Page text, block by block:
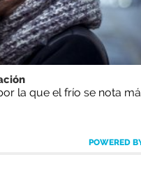
la que el frío se nota
POWERED